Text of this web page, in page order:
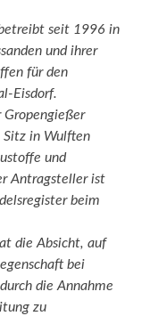
seit 1996 in
und ihrer
für den
Eisdorf.
Gropengießer
in Wulften
und
Antragsteller ist
beim
die Absicht, auf
bei
die Annahme
zu